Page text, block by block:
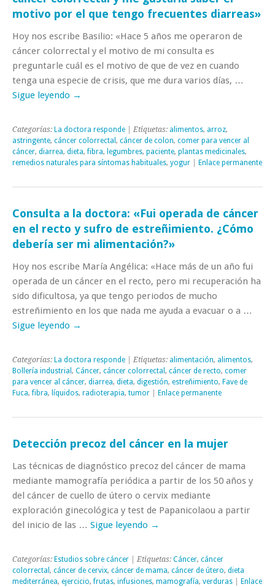
motivo por el que tengo frecuentes diarreas»
Hoy nos escribe Basilio: «Hace 5 años me operaron de
cáncer colorrectal y el motivo de mi consulta es
preguntarle cuál es el motivo de que de vez en cuando
tenga una especie de crisis, que me dura varios días, …
Sigue leyendo →
Categorías: La doctora responde | Etiquetas: alimentos, arroz,
astringente, cáncer colorrectal , cáncer de colon, comer para vencer al
cáncer, diarrea, dieta,fibra, legumbres, paciente, plantas medicinales,
remedios naturales para síntomas habituales, yogur Enlace permanente
Consulta a la doctora: «Fui operada de cáncer
en el recto y sufro de estreñimiento. ¿Cómo
debería ser mi alimentación?»
Hoy nos escribe María Angélica: «Hace más de un año fui
operada de un cáncer en el recto, pero mi recuperación ha
sido dificultosa, ya que tengo periodos de mucho
estreñimiento en los que nada me ayuda a evacuar o a …
Sigue leyendo →
Categorías: La doctora responde | Etiquetas: alimentación, alimentos,
Bollería industrial , Cáncer, cáncer colorrectal , cáncer de recto, comer
para vencer al cáncer, diarrea, dieta, digestión, estreñimiento, Fave de
Fuca,fibra, líquidos, radioterapia, tumor Enlace permanente
Detección precoz del cáncer en la mujer
Las técnicas de diagnóstico precoz del cáncer de mama
mediante mamografía periódica a partir de los 50 años y
del cáncer de cuello de útero o cervix mediante
exploración ginecológica y test de Papanicolaou a partir
del inicio de las … Sigue leyendo →
Categorías: Estudios sobre cáncer | Etiquetas: Cáncer, cáncer
colorrectal , cáncer de cervix, cáncer de mama, cáncer de útero, dieta
mediterránea, ejercicio,frutas, infusiones, mamografía, verduras
Enlace